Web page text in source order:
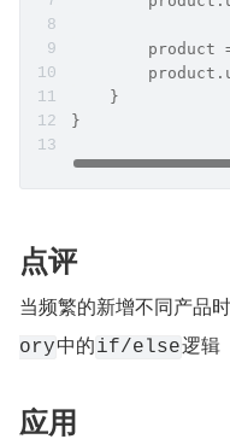
product
    }
}
点评
当频繁的新增不同产品
ory中的if/else逻辑
应用